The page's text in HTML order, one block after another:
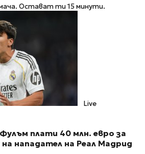
мача. Остават ти 15 минути.
Live
плати 40 млн. евро за
нападател на Реал Мадрид